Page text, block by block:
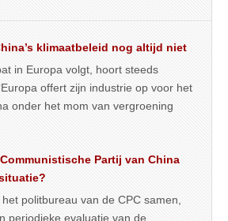
klimaatbeleid nog altijd niet
in Europa volgt, hoort steeds
offert zijn industrie op voor het
onder het mom van vergroening
Partij van China
politbureau van de CPC samen,
periodieke evaluatie van de